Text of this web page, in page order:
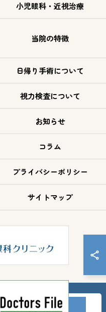
小児眼科・近視治療
当院の特徴
日帰り手術について
視力検査について
お知らせ
コラム
プライバシーポリシー
サイトマップ